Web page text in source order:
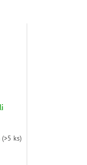
(>5 ks)